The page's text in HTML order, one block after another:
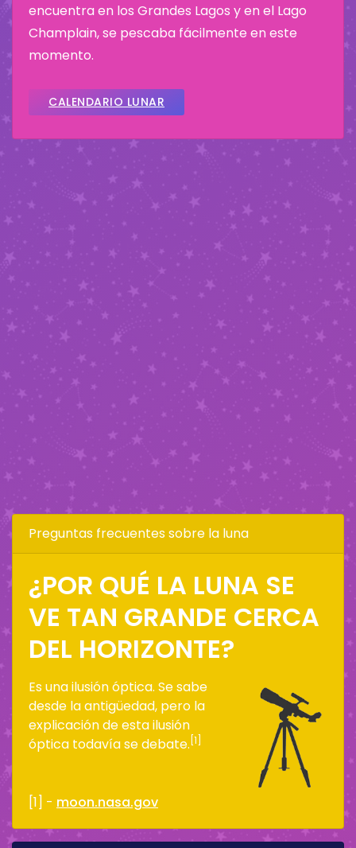
encuentra en los Grandes Lagos y en el Lago
Champlain, se pescaba fácilmente en este
momento.
CALENDARIO LUNAR
Preguntas frecuentes sobre la luna
¿POR QUÉ LA LUNA SE
VE TAN GRANDE CERCA
DEL HORIZONTE?
Es una ilusión óptica. Se sabe
desde la antigüedad, pero la
explicación de esta ilusión
óptica todavía se debate. [1]
[1] - moon.nasa.gov